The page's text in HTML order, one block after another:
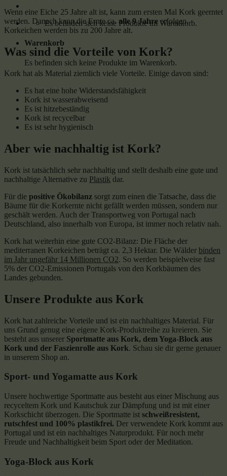
Es befinden sich keine Produkte im Warenkorb.
Warenkorb
Es befinden sich keine Produkte im Warenkorb.
Wenn eine Eiche 25 Jahre alt ist, kann zum ersten Mal Kork geerntet
werden. Danach kann die Ernte ca. alle 9 Jahreerfolgen.
Korkeichen werden bis zu 200 Jahre alt.
Was sind die Vorteile von Kork?
Kork hat als Material ziemlich viele Vorteile. Einige davon sind:
Es hat eine hohe Widerstandsfähigkeit
Kork ist wasserabweisend
Es ist hitzebeständig
Kork ist recycelbar
Es ist sehr hygienisch
Aber wie nachhaltig ist Kork?
Kork ist tatsächlich sehr nachhaltig und stellt deshalb eine gute und
nachhaltige Alternative zu Plastik dar.
Für die positive Ökobilanz sorgt zum einen die Tatsache, dass die
Bäume für die Korkernte nicht gefällt werden müssen, sondern nur
geschält werden. Auch der Transportweg von Portugal nach
Deutschland, also innerhalb von Europa, ist immer noch relativ nah.
Kork hat weiterhin eine gute CO2-Bilanz: Die Fläche der
mediterranen Korkeichen beträgt ca. 2,3 Hektar. Die Wälder binden
im Jahr ungefähr 14 Millionen CO2. So werden beispielweise fast
5% der CO2-Emissionen Portugals von den Korkbäumen des
Landes gebunden.
Unsere Produkte aus Kork
Kork hat zahlreiche Vorteile und ist ein nachhaltiges Material. Für
uns Grund genug eine eigene Kork-Produktreihe zu kreieren. Sie
besteht aus unserer Sportmatte aus Kork, dem Yoga-Block aus
Kork und der Faszienrolle aus Kork. Schau sie dir gerne genauer
in unserem Shop an.
Sport- und Yogamatte aus Kork
Unsere hochwertige Sportmatte aus besteht aus einer Mischung aus
recyceltem Kork und Kautschuk zur Dämpfung und ist mit einer
Korkschicht überzogen. Die Sportmatte ist schweißresistent,
rutschfest und 100% plastikfrei. Der verwendete Kork kommt aus
Portugal und ist ein nachhaltiges Naturprodukt. Für noch mehr
Freude und Nachhaltigkeit beim Sport oder der Meditation.
Yoga-Block aus Kork